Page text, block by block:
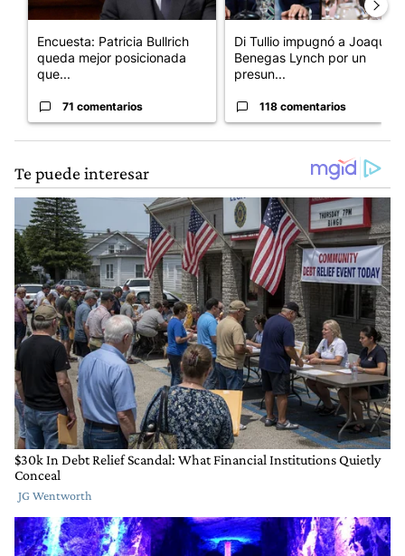
Encuesta: Patricia Bullrich
queda mejor posicionada
que...
71 comentarios
Di Tullio impugnó a Joaquín
Benegas Lynch por un
presun...
118 comentarios